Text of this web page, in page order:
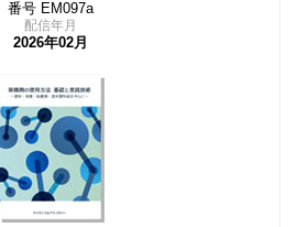
番号 EM097a
配信年月
2026年02月